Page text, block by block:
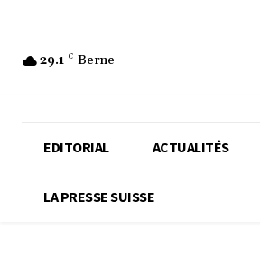
29.1 C Berne
EDITORIAL ACTUALITÉS
LA PRESSE SUISSE